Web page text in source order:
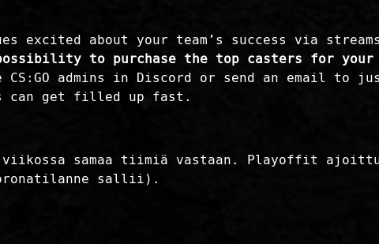
excited about your team’s success via
to purchase the top casters for your
CS:GO admins in Discord or send an email to
can get filled up fast.
viikossa samaa tiimiä vastaan. Playoffit
sallii).